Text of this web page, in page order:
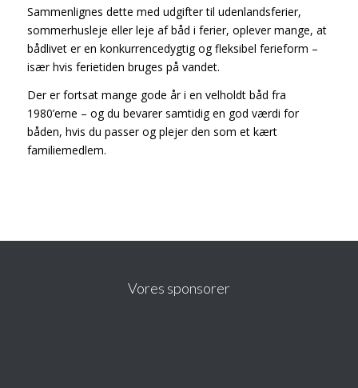
Sammenlignes dette med udgifter til udenlandsferier,
sommerhusleje eller leje af båd i ferier, oplever mange, at
bådlivet er en konkurrencedygtig og fleksibel ferieform –
især hvis ferietiden bruges på vandet.
Der er fortsat mange gode år i en velholdt båd fra
1980’erne – og du bevarer samtidig en god værdi for
båden, hvis du passer og plejer den som et kært
familiemedlem.
Vores sponsorer